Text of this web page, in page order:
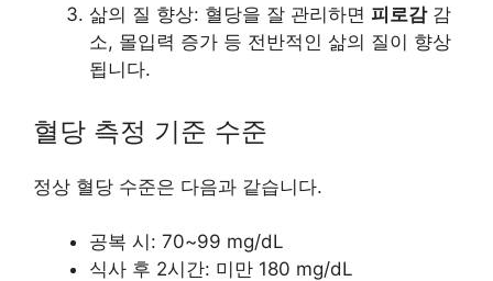
삶의 질 향상: 혈당을 잘 관리하면 피로감감
소, 몰입력 증가 등 전반적인 삶의 질이 향상
됩니다.
혈당 측정 기준 수준
정상 혈당 수준은 다음과 같습니다.
공복 시: 70~99 mg/dL
식사 후 2시간: 미만 180 mg/dL